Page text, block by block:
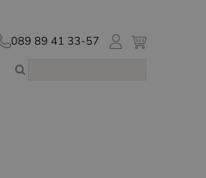
089 89 41 33-57